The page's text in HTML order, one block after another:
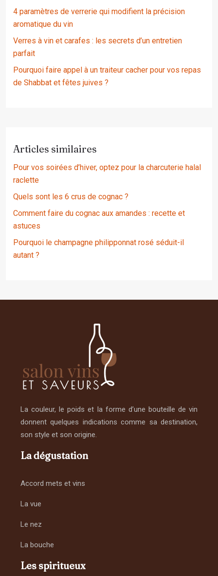
4 paramètres de verrerie qui modifient la précision
aromatique du vin
Verres à vin et carafes : les secrets d’un entretien
parfait
Pourquoi faire appel à un traiteur cacher pour vos repas
de Shabbat et fêtes juives ?
Articles similaires
Pour vos soirées d’hiver, optez pour la charcuterie halal
raclette
Quels sont les 6 crus de cognac ?
Comment faire du cognac aux amandes : recette et
astuces
Pourquoi le champagne philipponnat rosé séduit-il
autant ?
La couleur, le poids et la forme d’une bouteille de vin
donnent quelques indications comme sa destination,
son style et son origine.
La dégustation
Accord mets et vins
La vue
Le nez
La bouche
Les spiritueux